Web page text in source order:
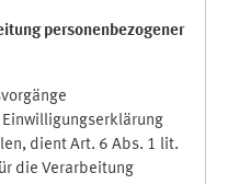
personenbezogener
dient Art. 6 Abs. 1 lit.
die Verarbeitung